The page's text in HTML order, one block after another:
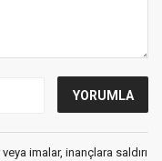
imalar, inançlara saldırı